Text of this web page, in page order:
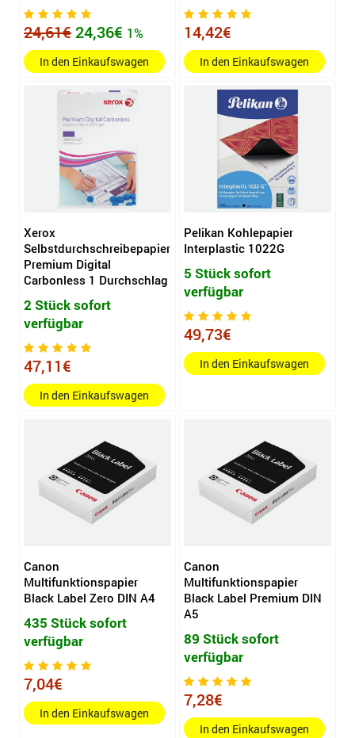
24,61€ 24,36€ 1%
In den Einkaufswagen
14,42€
In den Einkaufswagen
Xerox
Selbstdurchschreibepapier
Premium Digital
Carbonless 1 Durchschlag
2 Stück sofort
verfügbar
47,11€
In den Einkaufswagen
Pelikan Kohlepapier
Interplastic 1022G
5 Stück sofort
verfügbar
49,73€
In den Einkaufswagen
Canon
Multifunktionspapier
Black Label Zero DIN A4
435 Stück sofort
verfügbar
7,04€
In den Einkaufswagen
Canon
Multifunktionspapier
Black Label Premium DIN
A5
89 Stück sofort
verfügbar
7,28€
In den Einkaufswagen